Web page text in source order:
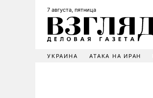
7 августа, пятница
УКРАИНА АТАКА НА ИРАН